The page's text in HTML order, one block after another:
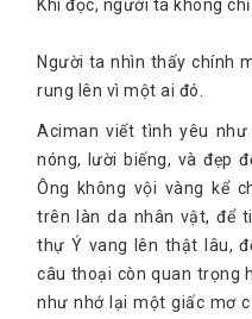
Có lẽ cũng vì những lý
tôi lại nhìn đi chỗ
tức của tôi
Người ta thường nói khi yêu
bạo còn con trai thường
trong trường hợp của Elio.
những trốn tránh, phủ nhận
của mình qua đi, Elio liên
hiệu mạnh mẽ phát ra cho
công khi 2 kẻ đó đã bắt
qua vô ích mà hai tâm hồn
Khi đọc, người ta không
Người ta nhìn thấy chính
rung lên vì một ai đó.
Aciman viết tình yêu
nóng, lười biếng, và đẹp
Ông không vội vàng kể
trên làn da nhân vật, để
thự Ý vang lên thật lâu,
câu thoại còn quan trọng
như nhớ lại một giấc mơ